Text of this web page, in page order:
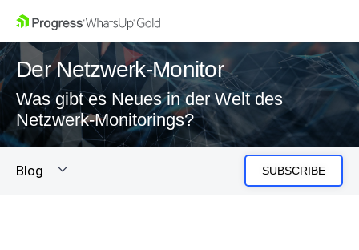
Der Netzwerk-Monitor
Was gibt es Neues in der Welt des
Netzwerk-Monitorings?
Blog SUBSCRIBE